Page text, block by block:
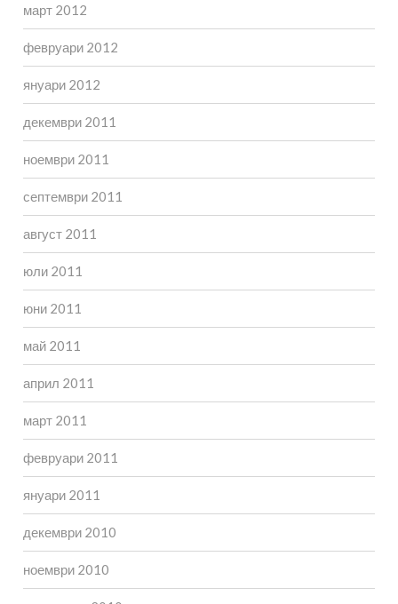
март 2012
февруари 2012
януари 2012
декември 2011
ноември 2011
септември 2011
август 2011
юли 2011
юни 2011
май 2011
април 2011
март 2011
февруари 2011
януари 2011
декември 2010
ноември 2010